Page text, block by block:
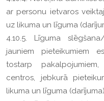
ar personu ietvaros
uz likuma un līguma
4.10.5. Līguma
jauniem pieteikumiem
tostarp
centros, jebkurā
likuma un līguma